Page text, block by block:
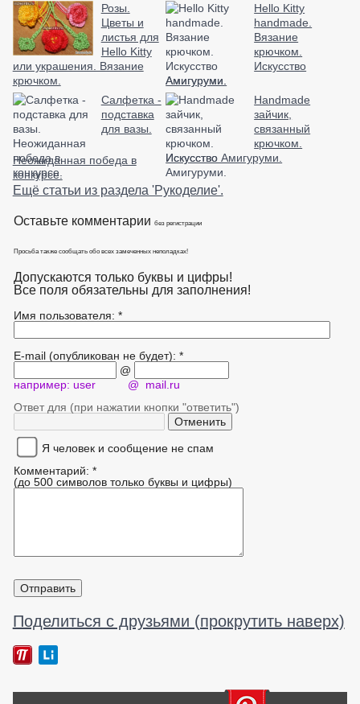
Розы.
Цветы и
листья для
Hello Kitty
или украшения. Вязание
крючком.
Hello Kitty
handmade.
Вязание
крючком.
Искусство
Амигуруми.
Салфетка -
подставка
для вазы.
Неожиданная победа в
конкурсе.
Handmade
зайчик,
связанный
крючком.
Искусство Амигуруми.
Ещё статьи из раздела 'Рукоделие'.
Оставьте комментарии без регистрации
Просьба также сообщать обо всех замеченных неполадках!
Допускаются только буквы и цифры!
Все поля обязательны для заполнения!
Имя пользователя: *
E-mail (опубликован не будет): *
@
например: user @ mail.ru
Ответ для (при нажатии кнопки "ответить")
Я человек и сообщение не спам
Комментарий: *
(до 500 символов только буквы и цифры)
Поделиться с друзьями (прокрутить наверх)